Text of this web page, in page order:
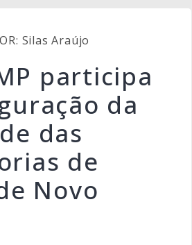
Silas Araújo
participa
da
das
de
Novo